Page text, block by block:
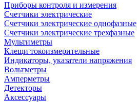
Приборы контроля и измерения
Счетчики электрические
Счетчики электрические однофазные
Счетчики электрические трехфазные
Мультиметры
Клещи токоизмерительные
Индикаторы, указатели напряжения
Вольтметры
Амперметры
Детекторы
Аксессуары